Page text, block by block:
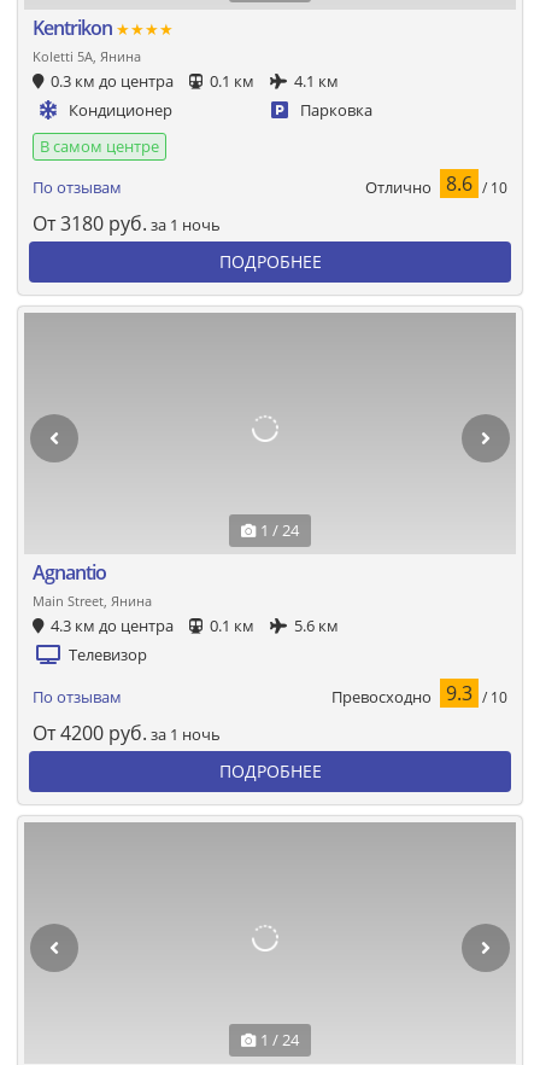
Kentrikon ★★★★
Koletti 5A, Янина
0.3 км до центра 0.1 км
4.1 км
Кондиционер
Парковка
В самом центре
По отзывам
Отлично 8.6 / 10
От3180 руб. за 1 ночь
ПОДРОБНЕЕ
1 / 24
Agnantio
Main Street, Янина
4.3 км до центра 0.1 км
5.6 км
Телевизор
По отзывам Превосходно 9.3 / 10
От4200 руб. за 1 ночь
ПОДРОБНЕЕ
1 / 24